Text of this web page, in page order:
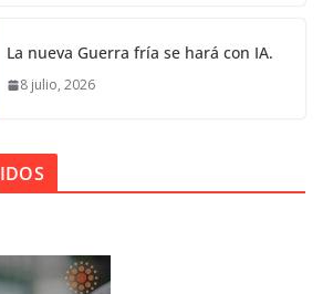
La nueva Guerra fría se hará con IA.
8 julio, 2026